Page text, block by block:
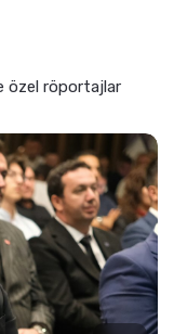
özel röportajlar